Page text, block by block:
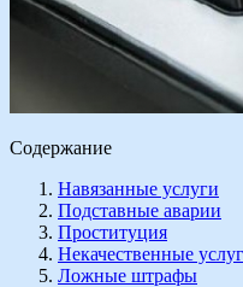
Содержание
Навязанные услуги
Подставные аварии
Проституция
Некачественные
Ложные штрафы